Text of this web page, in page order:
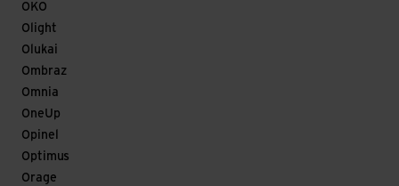
OKO
Olight
Olukai
Ombraz
Omnia
OneUp
Opinel
Optimus
Orage